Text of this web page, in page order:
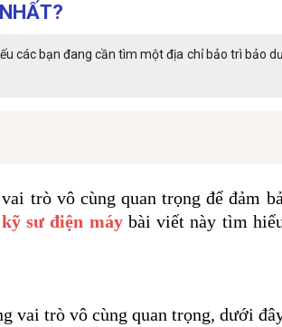
các bạn đang cần tìm một địa chỉ bảo trì bảo
trò vô cùng quan trọng để đảm
kỹ sư điện máybài viết này tìm
vai trò vô cùng quan trọng, dưới